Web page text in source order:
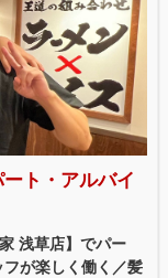
ト・アルバイ
浅草店】でパー
が楽しく働く／髪